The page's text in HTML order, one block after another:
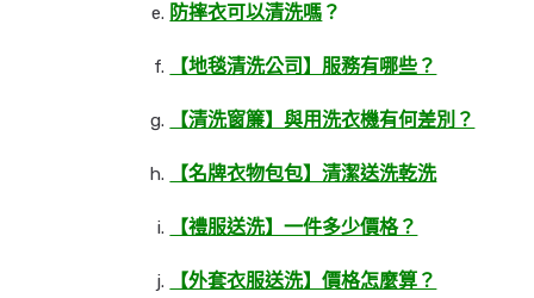
防摔衣可以清洗嗎 ？
【地毯清洗公司】服務有哪些？
【清洗窗簾】與用洗衣機有何差別？
【名牌衣物包包】清潔送洗乾洗
【禮服送洗】一件多少價格？
【外套衣服送洗】價格怎麼算？